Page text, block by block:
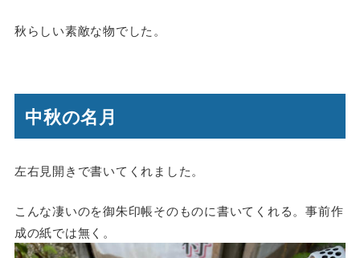
秋らしい素敵な物でした。
中秋の名月
左右見開きで書いてくれました。
こんな凄いのを御朱印帳そのものに書いてくれる。事前作
成の紙では無く。